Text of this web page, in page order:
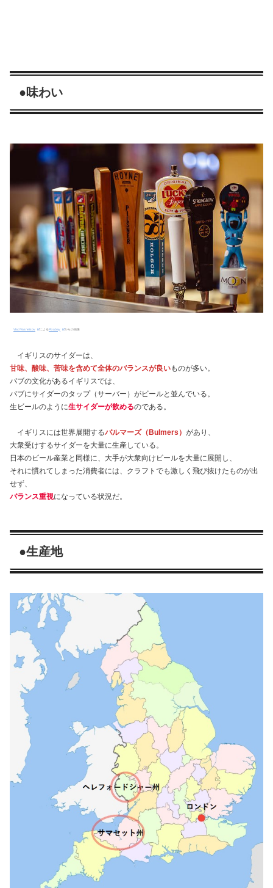
●味わい
Vlad Vasnetsov によるPixabay からの画像
イギリスのサイダーは、
甘味、酸味、苦味を含めて全体のバランスが良いものが多い。
パブの文化があるイギリスでは、
パブにサイダーのタップ（サーバー）がビールと並んでいる。
生ビールのように生サイダーが飲めるのである。
イギリスには世界展開するバルマーズ（Bulmers） があり、
大衆受けするサイダーを大量に生産している。
日本のビール産業と同様に、大手が大衆向けビールを大量に展開し、
それに慣れてしまった消費者には、クラフトでも激しく飛び抜けたものが出
せず、
バランス重視になっている状況だ。
●生産地